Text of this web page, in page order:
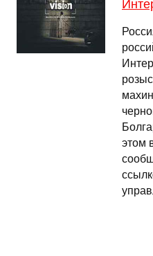
этом